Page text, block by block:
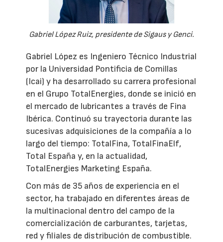
Gabriel López Ruiz, presidente de Sigaus y Genci.
Gabriel López es Ingeniero Técnico Industrial
por la Universidad Pontificia de Comillas
(Icai) y ha desarrollado su carrera profesional
en el Grupo TotalEnergies, donde se inició en
el mercado de lubricantes a través de Fina
Ibérica. Continuó su trayectoria durante las
sucesivas adquisiciones de la compañía a lo
largo del tiempo: TotalFina, TotalFinaElf,
Total España y, en la actualidad,
TotalEnergies Marketing España.
Con más de 35 años de experiencia en el
sector, ha trabajado en diferentes áreas de
la multinacional dentro del campo de la
comercialización de carburantes, tarjetas,
red y filiales de distribución de combustible.